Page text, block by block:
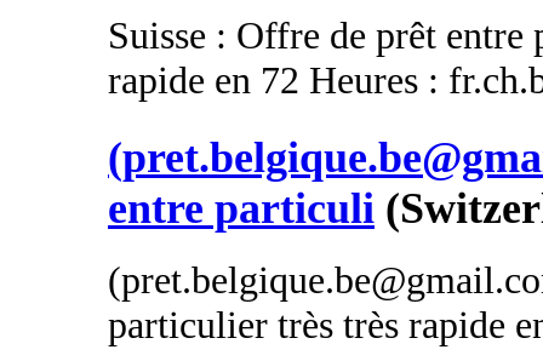
Suisse : Offre de prêt
rapide en 72 Heures :
entre particuli
particulier très très rapide